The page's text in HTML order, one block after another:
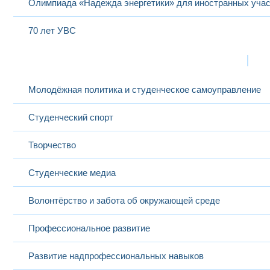
Олимпиада «Надежда энергетики» для иностранных
70 лет УВС
Молодёжная политика и студенческое самоуправление
Студенческий спорт
Творчество
Студенческие медиа
Волонтёрство и забота об окружающей среде
Профессиональное развитие
Развитие надпрофессиональных навыков